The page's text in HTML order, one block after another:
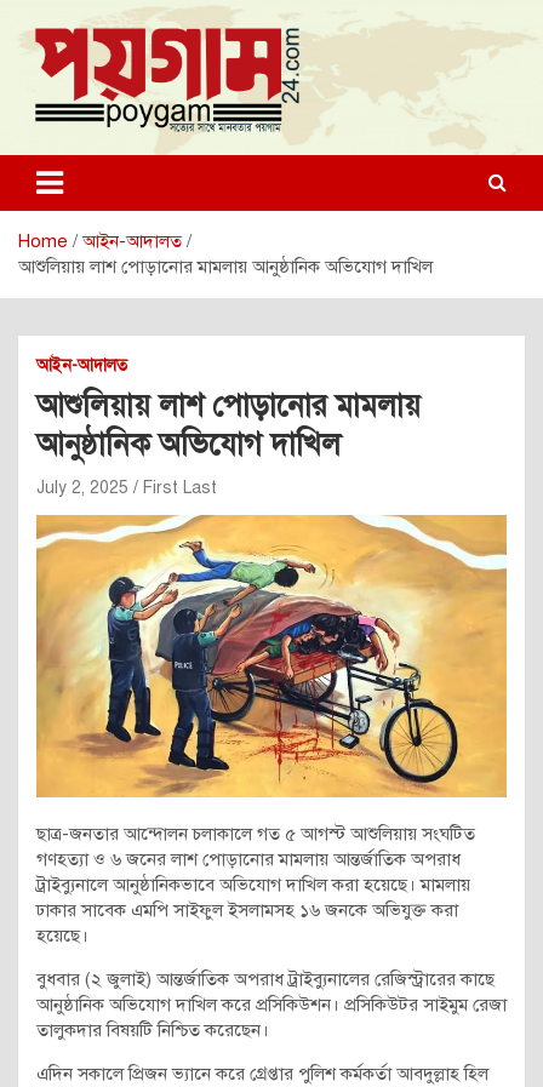
content
poygam24.com
poygam24.com
Home
আইন-আদালত
আশুলিয়ায় লাশ পোড়ানোর মামলায় আনুষ্ঠানিক অভিযোগ দাখিল
আইন-আদালত
আশুলিয়ায় লাশ পোড়ানোর মামলায়
আনুষ্ঠানিক অভিযোগ দাখিল
July 2, 2025 First Last
ছাত্র-জনতার আন্দোলন চলাকালে গত ৫ আগস্ট আশুলিয়ায় সংঘটিত
গণহত্যা ও ৬ জনের লাশ পোড়ানোর মামলায় আন্তর্জাতিক অপরাধ
ট্রাইব্যুনালে আনুষ্ঠানিকভাবে অভিযোগ দাখিল করা হয়েছে। মামলায়
ঢাকার সাবেক এমপি সাইফুল ইসলামসহ ১৬ জনকে অভিযুক্ত করা
হয়েছে।
বুধবার (২ জুলাই) আন্তর্জাতিক অপরাধ ট্রাইব্যুনালের রেজিস্ট্রারের কাছে
আনুষ্ঠানিক অভিযোগ দাখিল করে প্রসিকিউশন। প্রসিকিউটর সাইমুম রেজা
তালুকদার বিষয়টি নিশ্চিত করেছেন।
এদিন সকালে প্রিজন ভ্যানে করে গ্রেপ্তার পুলিশ কর্মকর্তা আবদুল্লাহ হিল